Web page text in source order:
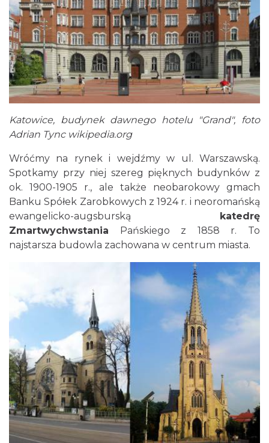
Katowice, budynek dawnego hotelu "Grand", foto
Adrian Tync wikipedia.org
Wróćmy na rynek i wejdźmy w ul. Warszawską.
Spotkamy przy niej szereg pięknych budynków z
ok. 1900-1905 r., ale także neobarokowy gmach
Banku Spółek Zarobkowych z 1924 r. i neoromańską
ewangelicko-augsburską
katedrę
Zmartwychwstania Pańskiego z 1858 r. To
najstarsza budowla zachowana w centrum miasta.